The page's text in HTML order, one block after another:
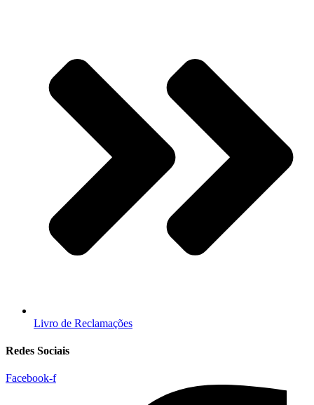
Livro de Reclamações
Redes Sociais
Facebook-f